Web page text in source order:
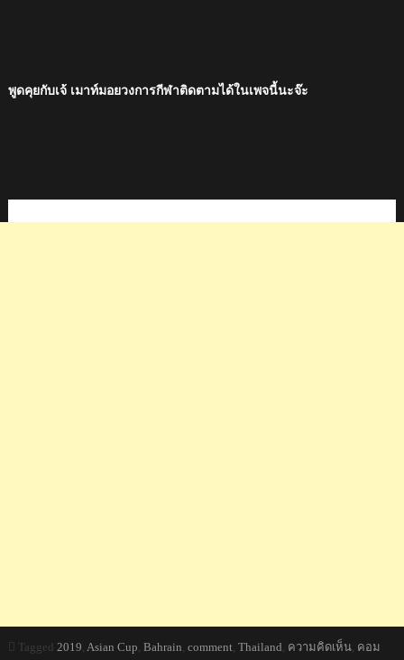
พูดคุยกับเจ้ เมาท์มอยวงการกีฬาติดตามได้ในเพจนี้นะจ๊ะ
Tagged 2019 Asian Cup Bahrain comment Thailand ความคิดเห็น, คอม